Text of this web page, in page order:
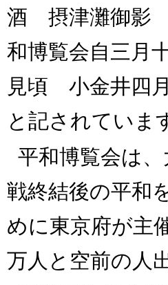
酒 摂津灘御影
和博覧会自三月
見頃 小金井四
と記されていま
平和博覧会は
戦終結後の平和
めに東京府が主
万人と空前の人